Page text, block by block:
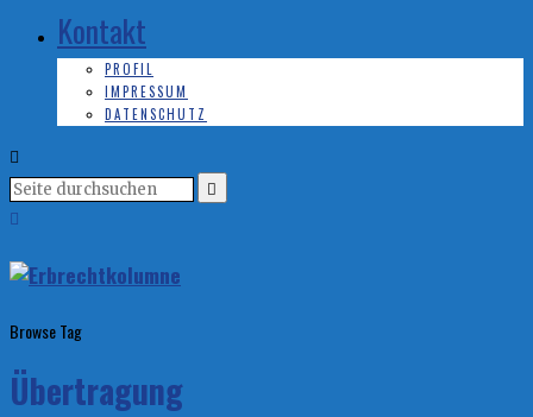
Kontakt
PROFIL
IMPRESSUM
DATENSCHUTZ
Browse Tag
Übertragung